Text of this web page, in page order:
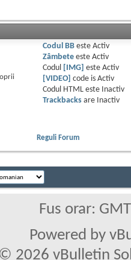
Codul BBeste Activ
Zâmbeteeste Activ
Codul
[IMG] este Activ
[VIDEO]
code is Activ
Codul HTML este
Inactiv
Trackbacksare
Inactiv
Reguli Forum
Fus orar:
Powered by
2026 vBulletin